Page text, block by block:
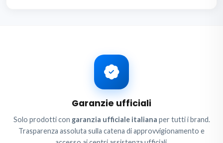
Garanzie ufficiali
Solo prodotti con garanzia ufficiale italiana per tutti i brand.
Trasparenza assoluta sulla catena di approvvigionamento e